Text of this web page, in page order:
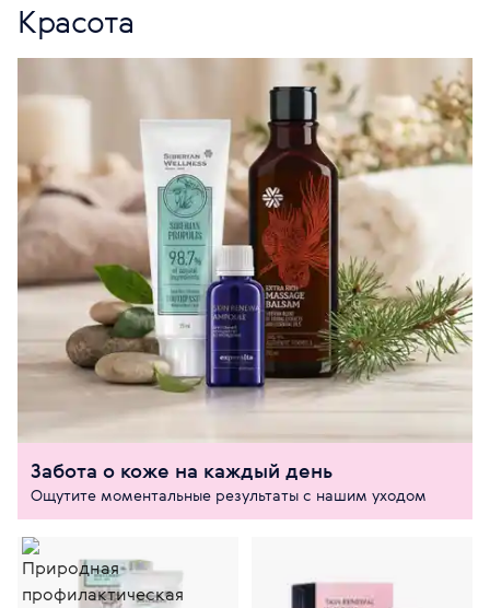
Красота
Забота о коже на каждый день
Ощутите моментальные результаты с нашим уходом